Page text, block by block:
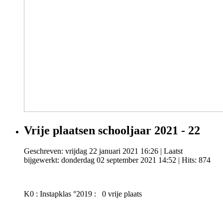
Vrije plaatsen schooljaar 2021 - 22
Geschreven: vrijdag 22 januari 2021 16:26 | Laatst
bijgewerkt: donderdag 02 september 2021 14:52 | Hits: 874
K0 : Instapklas °2019 : 0 vrije plaats